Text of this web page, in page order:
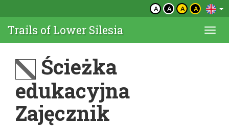
A A A A
Trails of Lower Silesia
Ścieżka
edukacyjna
Zajęcznik